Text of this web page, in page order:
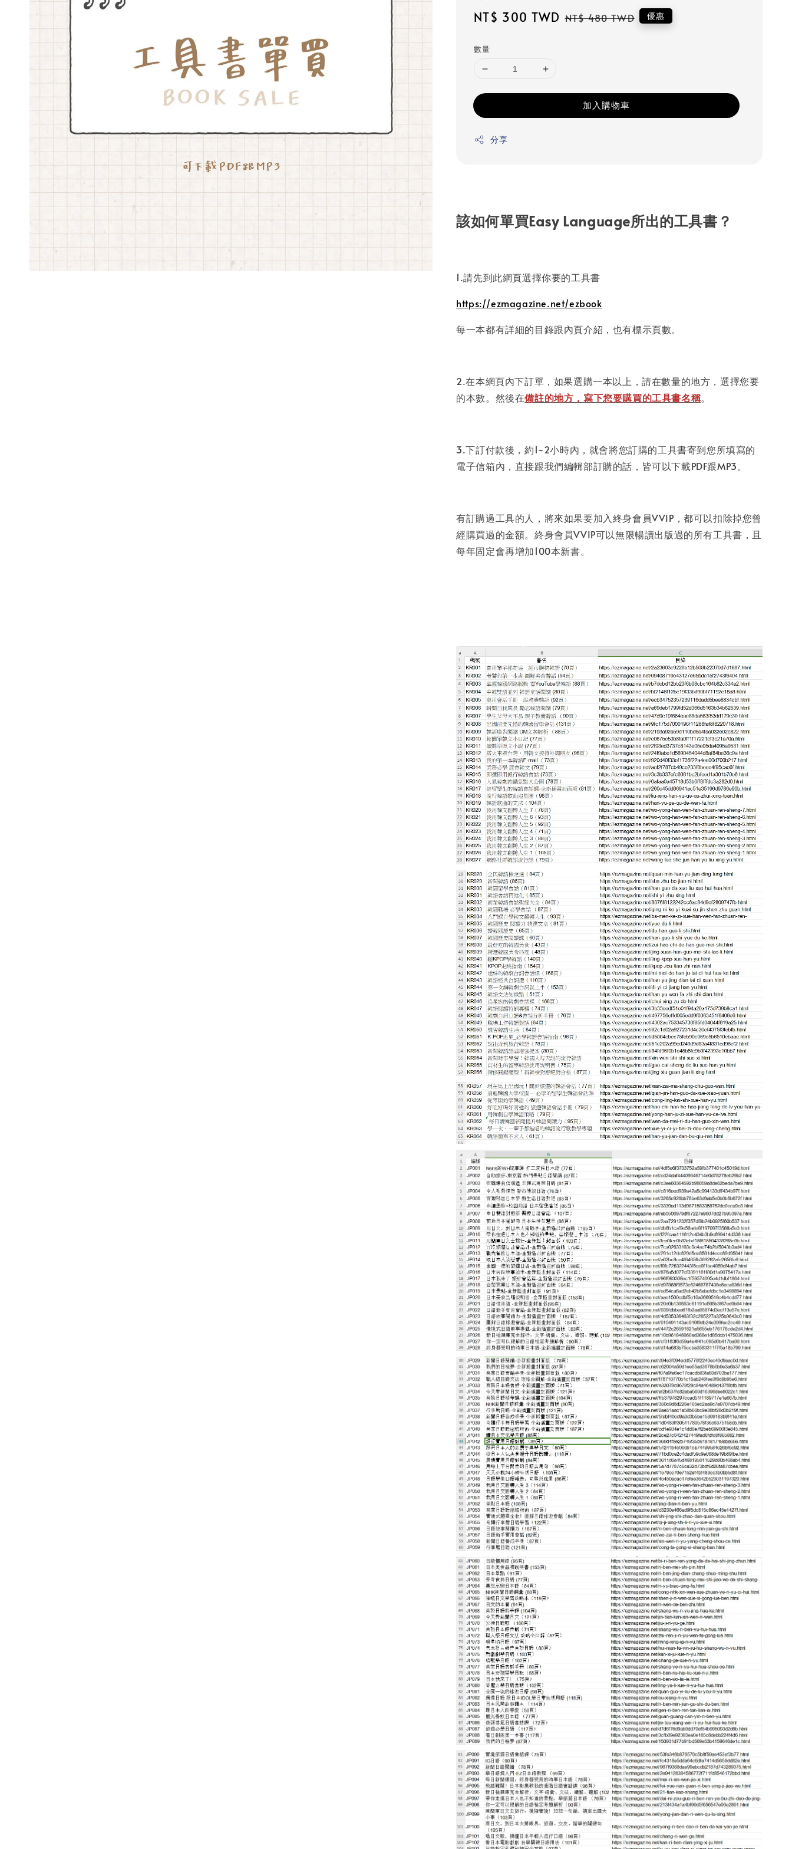
Sale
NT$ 300 TWD Regular
NT$ 480 TWD 優惠
數量
加入購物車
分享
該如何單買Easy Language所出的工具書？
1.請先到此網頁選擇你要的工具書
https://ezmagazine.net/ezbook
每一本都有詳細的目錄跟內頁介紹，也有標示頁數。
2.在本網頁內下訂單，如果選購一本以上，請在數量的地方，選擇您要
的本數。然後在備註的地方，寫下您要購買的工具書名稱。
3.下訂付款後，約1~2小時內，就會將您訂購的工具書寄到您所填寫的
電子信箱內，直接跟我們編輯部訂購的話，皆可以下載PDF跟MP3。
有訂購過工具的人，將來如果要加入終身會員VVIP，都可以扣除掉您曾
經購買過的金額。終身會員VVIP可以無限暢讀出版過的所有工具書，且
每年固定會再增加100本新書。